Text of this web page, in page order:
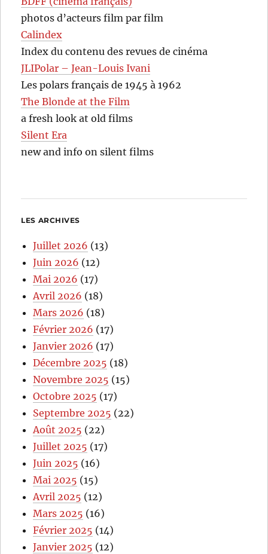
photos d’acteurs film par film
Calindex
Index du contenu des revues de cinéma
JLIPolar – Jean-Louis Ivani
Les polars français de 1945 à 1962
The Blonde at the Film
a fresh look at old films
Silent Era
new and info on silent films
LES ARCHIVES
Juillet 2026 (13)
Juin 2026 (12)
Mai 2026 (17)
Avril 2026 (18)
Mars 2026 (18)
Février 2026 (17)
Janvier 2026 (17)
Décembre 2025 (18)
Novembre 2025 (15)
Octobre 2025 (17)
Septembre 2025 (22)
Août 2025 (22)
Juillet 2025 (17)
Juin 2025 (16)
Mai 2025 (15)
Avril 2025 (12)
Mars 2025 (16)
Février 2025 (14)
Janvier 2025 (12)